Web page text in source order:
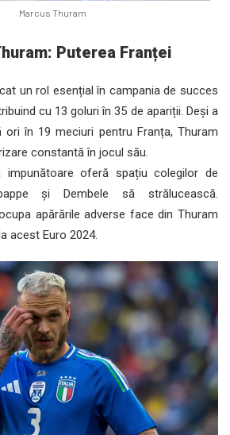
Marcus Thuram
Puterea Franței
un rol esențial în campania de succes
cu 13 goluri în 35 de apariții. Deși a
în 19 meciuri pentru Franța, Thuram
constantă în jocul său.
oferă spațiu colegilor de
și Dembele să strălucească.
apărările adverse face din Thuram
acest Euro 2024.